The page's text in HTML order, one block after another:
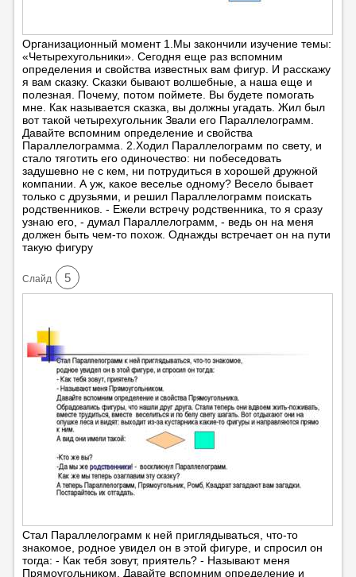
Организационный момент 1.Мы закончили изучение темы:
«Четырехугольники». Сегодня еще раз вспомним
определения и свойства известных вам фигур. И расскажу
я вам сказку. Сказки бывают волшебные, а наша еще и
полезная. Почему, потом поймете. Вы будете помогать
мне. Как называется сказка, вы должны угадать. Жил был
вот такой четырехугольник Звали его Параллелограмм.
Давайте вспомним определение и свойства
Параллелограмма. 2.Ходил Параллелограмм по свету, и
стало тяготить его одиночество: ни побеседовать
задушевно не с кем, ни потрудиться в хорошей дружной
компании. А уж, какое веселье одному? Весело бывает
только с друзьями, и решил Параллелограмм поискать
родственников. - Ежели встречу родственника, то я сразу
узнаю его, - думал Параллелограмм, - ведь он на меня
должен быть чем-то похож. Однажды встречает он на пути
такую фигуру
Cлайд 5
Стал Параллелограмм к ней приглядываться, что-то
знакомое, родное увидел он в этой фигуре, и спросил он
тогда: - Как тебя зовут, приятель? - Называют меня
Прямоугольником. Давайте вспомним определение и